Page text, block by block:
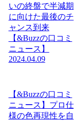
いの終盤で半減期
に向けた最後のチ
ャンス到来
【&Buzzの口コミ
ニュース】
2024.04.09
【&Buzzの口コミ
ニュース】プロ仕
様の色再現性を自